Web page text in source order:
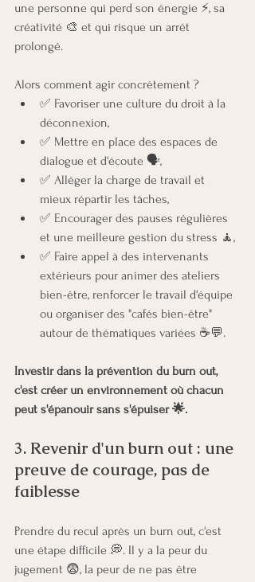
une personne qui perd son énergie ⚡, sa
créativité 🎨 et qui risque un arrêt
prolongé.
Alors comment agir concrètement ?
✅ Favoriser une culture du droit à la
déconnexion,
✅ Mettre en place des espaces de
dialogue et d'écoute 🗣️,
✅ Alléger la charge de travail et
mieux répartir les tâches,
✅ Encourager des pauses régulières
et une meilleure gestion du stress 🧘,
✅ Faire appel à des intervenants
extérieurs pour animer des ateliers
bien-être, renforcer le travail d'équipe
ou organiser des "cafés bien-être"
autour de thématiques variées ☕💬.
Investir dans la prévention du burn out,
c'est créer un environnement où chacun
peut s'épanouir sans s'épuiser 🌟.
3. Revenir d'un burn out : une
preuve de courage, pas de
faiblesse
Prendre du recul après un burn out, c'est
une étape difficile 💭. Il y a la peur du
jugement 😨, la peur de ne pas être